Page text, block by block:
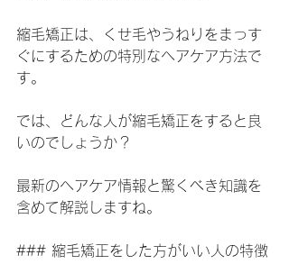
縮毛矯正は、くせ毛やうねりをまっす
ぐにするための特別なヘアケア方法で
す。
では、どんな人が縮毛矯正をすると良
いのでしょうか？
最新のヘアケア情報と驚くべき知識を
含めて解説しますね。
### 縮毛矯正をした方がいい人の特徴